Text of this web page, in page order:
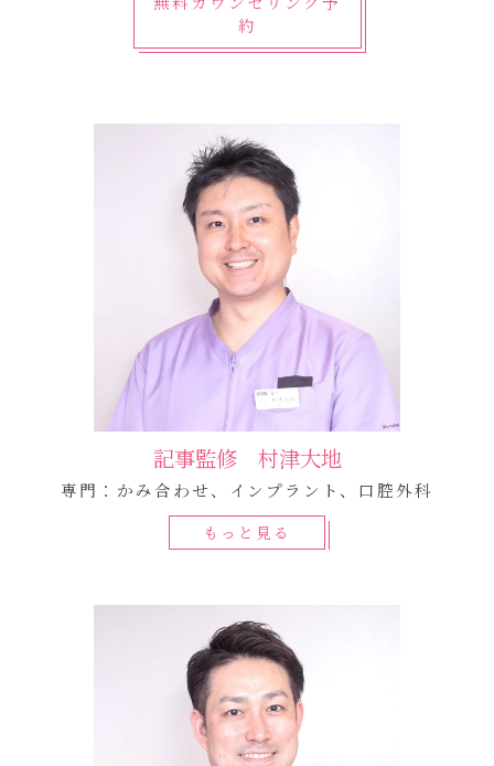
約
記事監修 村津大地
専門：かみ合わせ、インプラント、口腔外科
もっと見る